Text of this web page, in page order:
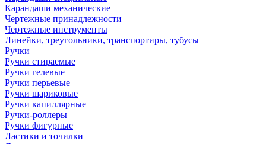
Карандаши механические
Чертежные принадлежности
Чертежные инструменты
Линейки, треугольники, транспортиры, тубусы
Ручки
Ручки стираемые
Ручки гелевые
Ручки перьевые
Ручки шариковые
Ручки капиллярные
Ручки-роллеры
Ручки фигурные
Ластики и точилки